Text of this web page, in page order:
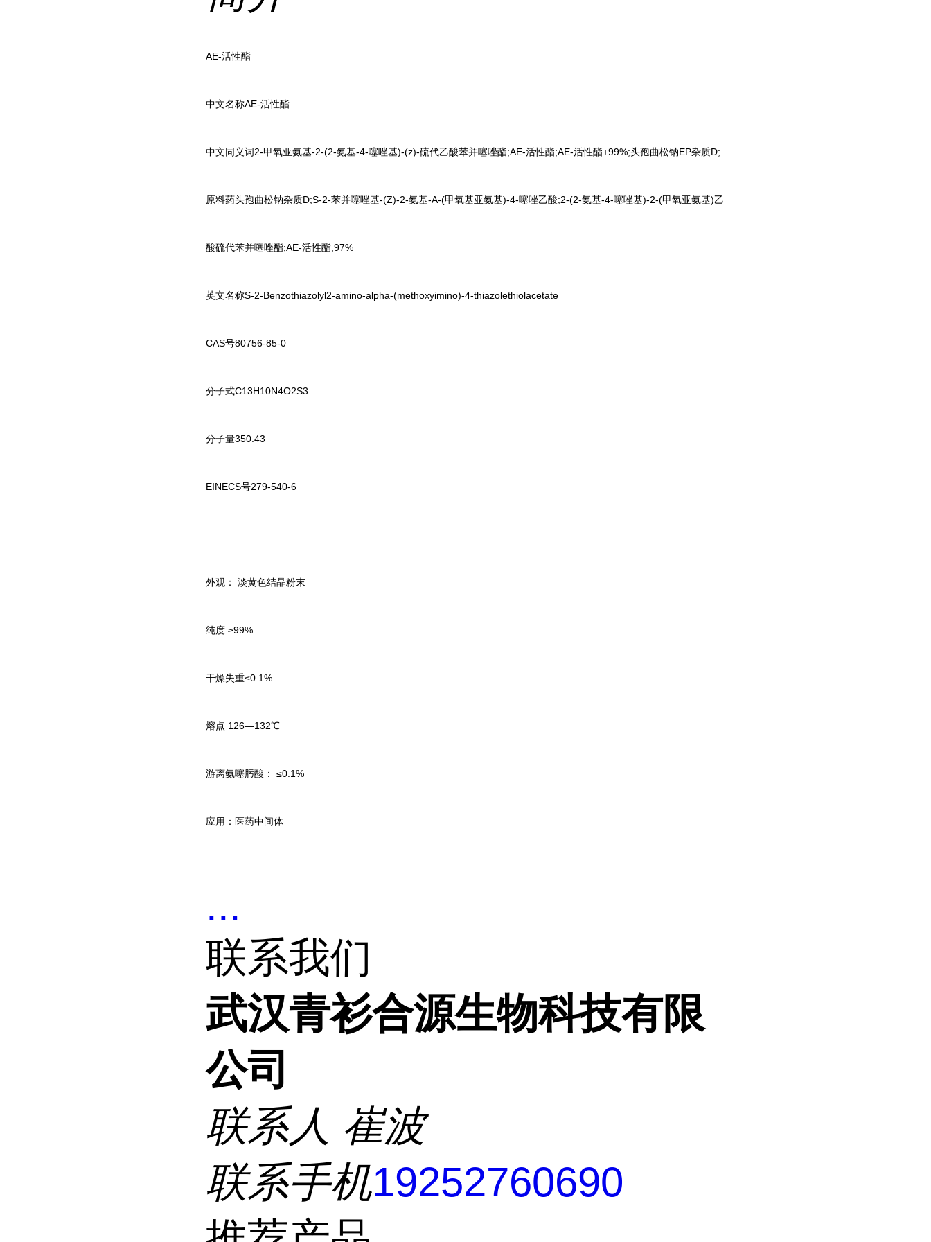
AE-活性酯
中文名称AE-活性酯
中文同义词2-甲氧亚氨基-2-(2-氨基-4-噻唑基)-(z)-硫代乙酸苯并噻唑酯;AE-活性酯;AE-活性酯+99%;头孢曲松钠EP杂质D;
原料药头孢曲松钠杂质D;S-2-苯并噻唑基-(Z)-2-氨基-Α-(甲氧基亚氨基)-4-噻唑乙酸;2-(2-氨基-4-噻唑基)-2-(甲氧亚氨基)乙
酸硫代苯并噻唑酯;AE-活性酯,97%
英文名称S-2-Benzothiazolyl2-amino-alpha-(methoxyimino)-4-thiazolethiolacetate
CAS号80756-85-0
分子式C13H10N4O2S3
分子量350.43
EINECS号279-540-6
外观： 淡黄色结晶粉末
纯度 ≥99%
干燥失重≤0.1%
熔点 126—132℃
游离氨噻肟酸： ≤0.1%
应用：医药中间体
...
联系我们
武汉青衫合源生物科技有限
公司
联系人 崔波
联系手机19252760690